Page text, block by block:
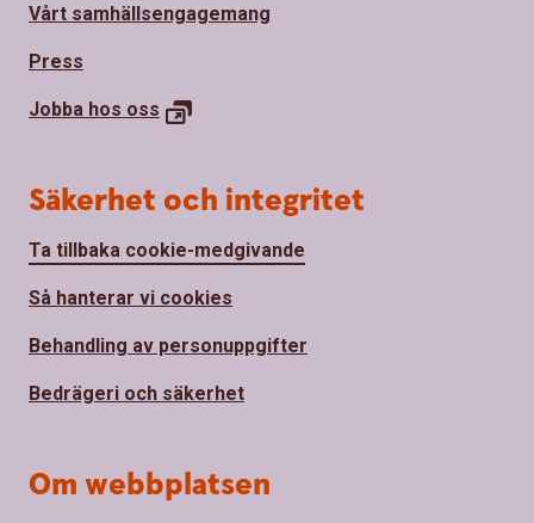
Vårt samhällsengagemang
Press
Jobba hos oss
Säkerhet och integritet
Ta tillbaka cookie-medgivande
Så hanterar vi cookies
Behandling av personuppgifter
Bedrägeri och säkerhet
Om webbplatsen